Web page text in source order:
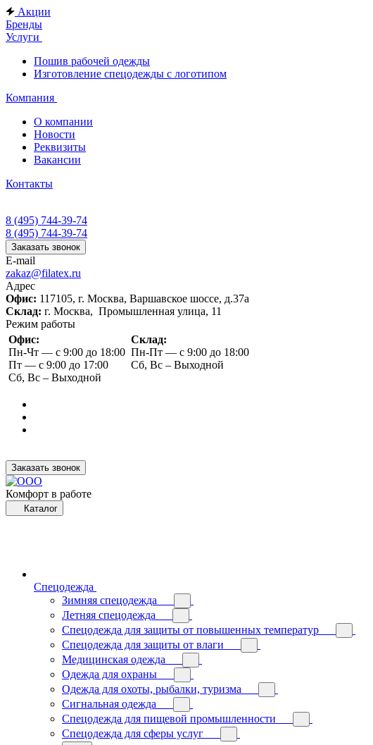
Акции
Бренды
Услуги
Пошив рабочей одежды
Изготовление спецодежды с логотипом
Компания
О компании
Новости
Реквизиты
Вакансии
Контакты
8 (495) 744-39-74
8 (495) 744-39-74
Заказать звонок
E-mail
zakaz@filatex.ru
Адрес
Офис: 117105, г. Москва, Варшавское шоссе, д.37а
Склад: г. Москва, Промышленная улица, 11
Режим работы
Офис:
Пн-Чт — с 9:00 до 18:00
Пт — с 9:00 до 17:00
Сб, Вс – Выходной
Склад:
Пн-Пт — с 9:00 до 18:00
Сб, Вс – Выходной
Заказать звонок
Комфорт в работе
Каталог
Спецодежда
Зимняя спецодежда
Летняя спецодежда
Спецодежда для защиты от повышенных температур
Спецодежда для защиты от влаги
Медицинская одежда
Одежда для охраны
Одежда для охоты, рыбалки, туризма
Сигнальная одежда
Спецодежда для пищевой промышленности
Спецодежда для сферы услуг